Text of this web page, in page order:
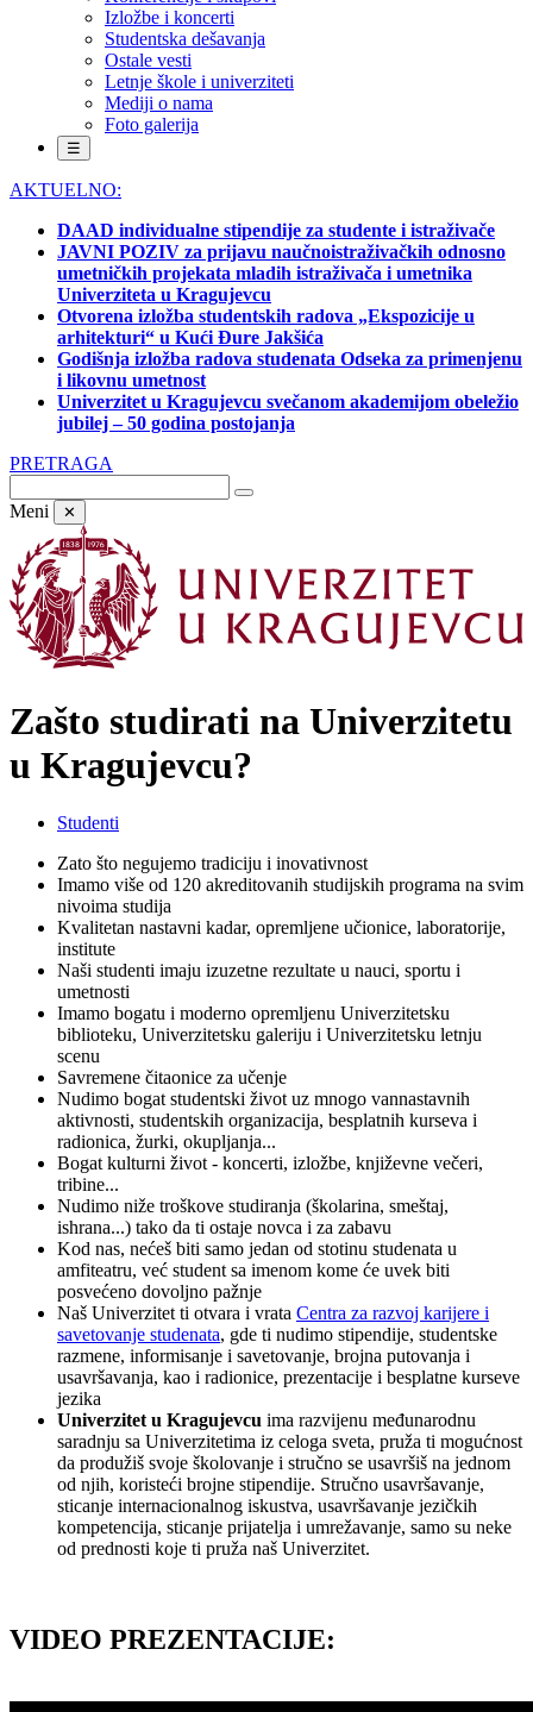
Izložbe i koncerti
Studentska dešavanja
Ostale vesti
Letnje škole i univerziteti
Mediji o nama
Foto galerija
☰
AKTUELNO:
DAAD individualne stipendije za studente i istraživače
JAVNI POZIV za prijavu naučnoistraživačkih odnosno
umetničkih projekata mladih istraživača i umetnika
Univerziteta u Kragujevcu
Otvorena izložba studentskih radova „Ekspozicije u
arhitekturi“ u Kući Đure Jakšića
Godišnja izložba radova studenata Odseka za primenjenu
i likovnu umetnost
Univerzitet u Kragujevcu svečanom akademijom obeležio
jubilej – 50 godina postojanja
PRETRAGA
Meni ✕
Zašto studirati na Univerzitetu
u Kragujevcu?
Studenti
Zato što negujemo tradiciju i inovativnost
Imamo više od 120 akreditovanih studijskih programa na svim
nivoima studija
Kvalitetan nastavni kadar, opremljene učionice, laboratorije,
institute
Naši studenti imaju izuzetne rezultate u nauci, sportu i
umetnosti
Imamo bogatu i moderno opremljenu Univerzitetsku
biblioteku, Univerzitetsku galeriju i Univerzitetsku letnju
scenu
Savremene čitaonice za učenje
Nudimo bogat studentski život uz mnogo vannastavnih
aktivnosti, studentskih organizacija, besplatnih kurseva i
radionica, žurki, okupljanja...
Bogat kulturni život - koncerti, izložbe, književne večeri,
tribine...
Nudimo niže troškove studiranja (školarina, smeštaj,
ishrana...) tako da ti ostaje novca i za zabavu
Kod nas, nećeš biti samo jedan od stotinu studenata u
amfiteatru, već student sa imenom kome će uvek biti
posvećeno dovoljno pažnje
Naš Univerzitet ti otvara i vrata Centra za razvoj karijere i
savetovanje studenata, gde ti nudimo stipendije, studentske
razmene, informisanje i savetovanje, brojna putovanja i
usavršavanja, kao i radionice, prezentacije i besplatne kurseve
jezika
Univerzitet u Kragujevcu ima razvijenu međunarodnu
saradnju sa Univerzitetima iz celoga sveta, pruža ti mogućnost
da produžiš svoje školovanje i stručno se usavršiš na jednom
od njih, koristeći brojne stipendije. Stručno usavršavanje,
sticanje internacionalnog iskustva, usavršavanje jezičkih
kompetencija, sticanje prijatelja i umrežavanje, samo su neke
od prednosti koje ti pruža naš Univerzitet.
VIDEO PREZENTACIJE: